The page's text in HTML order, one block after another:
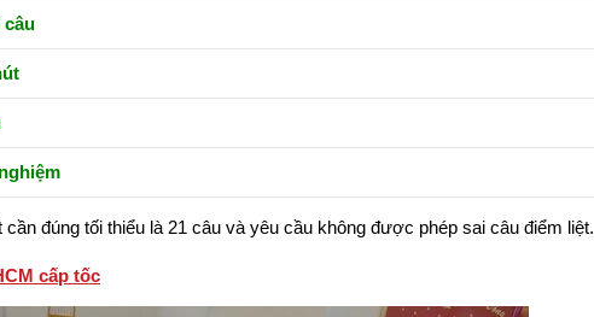
câu
đúng tối thiểu là 21 câu và yêu cầu không được phép sai câu điểm liệt.
cấp tốc